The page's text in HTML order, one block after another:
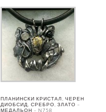
ПЛАНИНСКИ КРИСТАЛ, ЧЕРЕН
ДИОБСИД, СРЕБРО, ЗЛАТО –
МЕДАЛЬОН – N758